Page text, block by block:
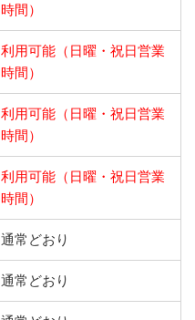
時間）
利用可能（日曜・祝日営業
時間）
利用可能（日曜・祝日営業
時間）
利用可能（日曜・祝日営業
時間）
通常どおり
通常どおり